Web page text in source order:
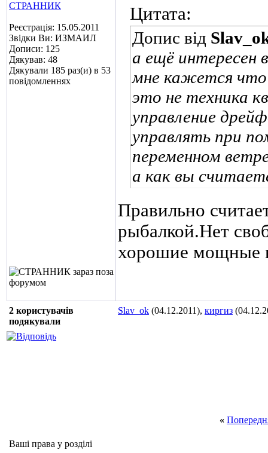
СТРАННИК
Реєстрація: 15.05.2011
Звідки Ви: ИЗМАИЛ
Дописи: 125
Дякував: 48
Дякували 185 раз(и) в 53
повідомленнях
Цитата:
Допис від
а ещё интересен
мне кажется что
это не техника
управление
управлять при
переменном
а как вы
Правильно
рыбалкой.Нет
хорошие мощные
2 користувачів
подякували
Slav_ok (04.12.2011), киргиз
«
Ваші права у розділі